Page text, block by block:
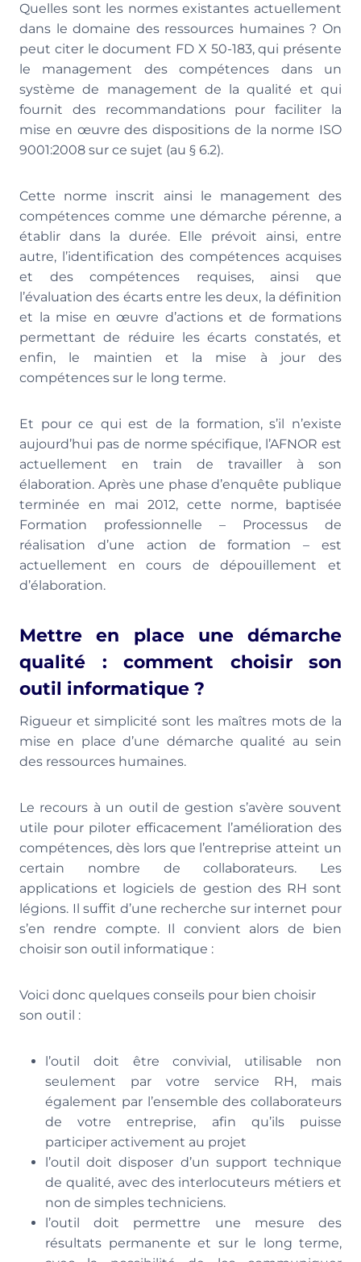
Quelles sont les normes existantes actuellement
dans le domaine des ressources humaines ? On
peut citer le document FD X 50-183, qui présente
le management des compétences dans un
système de management de la qualité et qui
fournit des recommandations pour faciliter la
mise en œuvre des dispositions de la norme ISO
9001:2008 sur ce sujet (au § 6.2).
Cette norme inscrit ainsi le management des
compétences comme une démarche pérenne, a
établir dans la durée. Elle prévoit ainsi, entre
autre, l’identification des compétences acquises
et des compétences requises, ainsi que
l’évaluation des écarts entre les deux, la définition
et la mise en œuvre d’actions et de formations
permettant de réduire les écarts constatés, et
enfin, le maintien et la mise à jour des
compétences sur le long terme.
Et pour ce qui est de la formation, s’il n’existe
aujourd’hui pas de norme spécifique, l’AFNOR est
actuellement en train de travailler à son
élaboration. Après une phase d’enquête publique
terminée en mai 2012, cette norme, baptisée
Formation professionnelle – Processus de
réalisation d’une action de formation – est
actuellement en cours de dépouillement et
d’élaboration.
Mettre en place une démarche
qualité : comment choisir son
outil informatique ?
Rigueur et simplicité sont les maîtres mots de la
mise en place d’une démarche qualité au sein
des ressources humaines.
Le recours à un outil de gestion s’avère souvent
utile pour piloter efficacement l’amélioration des
compétences, dès lors que l’entreprise atteint un
certain nombre de collaborateurs. Les
applications et logiciels de gestion des RH sont
légions. Il suffit d’une recherche sur internet pour
s’en rendre compte. Il convient alors de bien
choisir son outil informatique :
Voici donc quelques conseils pour bien choisir
son outil :
l’outil doit être convivial, utilisable non
seulement par votre service RH, mais
également par l’ensemble des collaborateurs
de votre entreprise, afin qu’ils puisse
participer activement au projet
l’outil doit disposer d’un support technique
de qualité, avec des interlocuteurs métiers et
non de simples techniciens.
l’outil doit permettre une mesure des
résultats permanente et sur le long terme,